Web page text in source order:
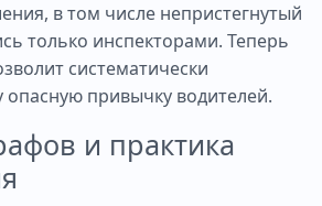
в том числе непристегнутый
только инспекторами. Теперь
систематически
опасную привычку водителей.
и практика